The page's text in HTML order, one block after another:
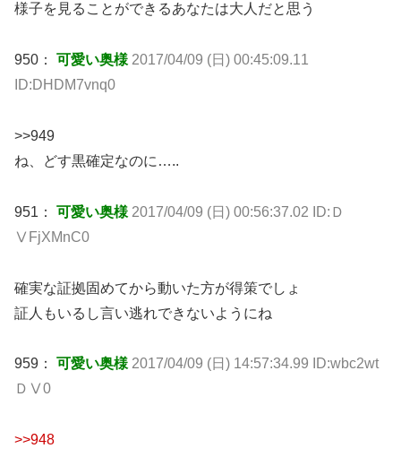
様子を見ることができるあなたは大人だと思う
950： 可愛い奥様 2017/04/09 (日) 00:45:09.11
ID:DHDM7vnq0
>>949
ね、どす黒確定なのに…..
951： 可愛い奥様 2017/04/09 (日) 00:56:37.02 ID:Ｄ
ⅤFjXMnC0
確実な証拠固めてから動いた方が得策でしょ
証人もいるし言い逃れできないようにね
959： 可愛い奥様2017/04/09 (日) 14:57:34.99 ID:wbc2wt
ＤⅤ0
>>948